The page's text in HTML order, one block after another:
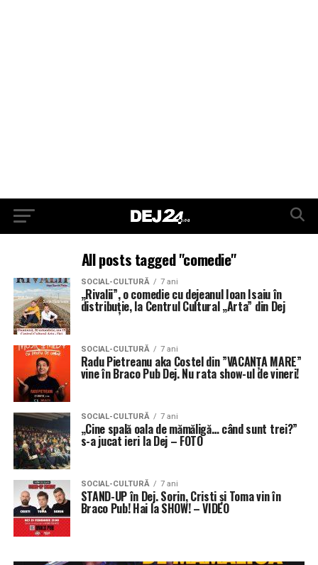
All posts tagged "comedie"
SOCIAL-CULTURĂ 7 ani
„Rivalii”, o comedie cu dejeanul Ioan Isaiu în
distribuție, la Centrul Cultural „Arta” din Dej
SOCIAL-CULTURĂ 7 ani
Radu Pietreanu aka Costel din ”VACANȚA MARE”
vine în Braco Pub Dej. Nu rata show-ul de vineri!
SOCIAL-CULTURĂ 7 ani
„Cine spală oala de mămăligă… când sunt trei?”
s-a jucat ieri la Dej – FOTO
SOCIAL-CULTURĂ 7 ani
STAND-UP în Dej. Sorin, Cristi și Toma vin în
Braco Pub! Hai la SHOW! – VIDEO